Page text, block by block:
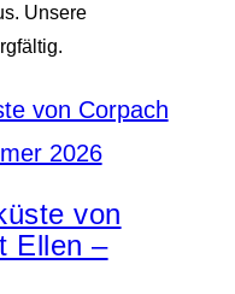
Unsere
von
Ellen –